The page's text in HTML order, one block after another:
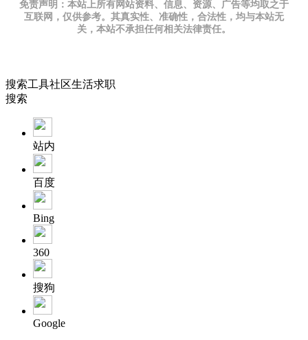
免责声明：本站上所有网站资料、信息、资源、广告等均取之于
互联网，仅供参考。其真实性、准确性，合法性，均与本站无
关，本站不承担任何相关法律责任。
搜索工具社区生活求职
搜索
站内
百度
Bing
360
搜狗
Google